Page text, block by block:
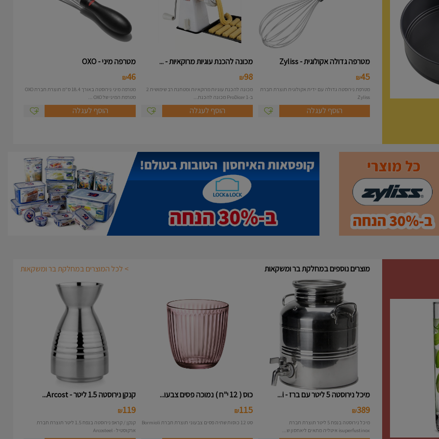
מטרפה גדולה אקולוגית - Zyliss
45
₪
מטרפת נירוסטה גדולה עם ידית אקולוגית תוצרת חברת
Zyliss
הוסף לעגלה
מכונה להכנת עוגיות מרוקאיות - ...
98
₪
מכונה להכנת עוגיות מרוקאיות ומטחנת רב שימושית 2
ב-1 ProDicer מכונה להכנת...
הוסף לעגלה
מטרפה מיני - OXO
46
₪
מטרפה מיני נירוסטה באורך 18.4 ס"מ תוצרת חברת OXO
מטרפת המיני של OXO ...
הוסף לעגלה
מוצרים נוספים במחלקת בר ומשקאות > לכל המוצרים במחלקת בר ומשקאות
מיכל נירוסטה 5 ליטר עם ברז - i...
389
₪
מיכל נירוסטה בנפח 5 ליטר תוצרת חברת
isuperfustinox איטליה מתאים ליאחסון ש...
כוס ( 12 י"ח ) נמוכה פסים צבעו...
115
₪
סט 12 כוסות שתיה פסים צבעוני תוצרת חברת Bormioli
קנקן נירוסטה 1.5 ליטר - Arcost...
119
₪
קנקן / קראפ נירוסטה בנפח 1.5 ליטר תוצרת חברת
ארקוסטיל - Arcosteel